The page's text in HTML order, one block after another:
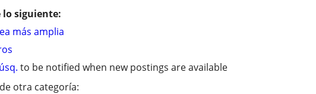
siguiente:
más amplia
to be notified when new postings are available
otra categoría: